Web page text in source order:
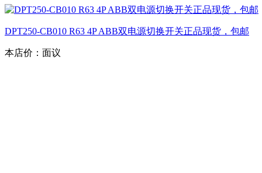
DPT250-CB010 R63 4P ABB双电源切换开关正品现货，包邮
本店价： 面议